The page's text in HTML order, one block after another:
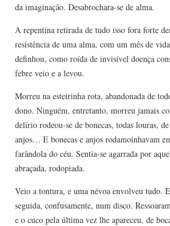
da imaginação. Desabrochara-se de alma.
A repentina retirada de tudo isso fora forte
resistência de uma alma, com um mês de
definhou, como roída de invisível doença
febre veio e a levou.
Morreu na esteirinha rota, abandonada de
dono. Ninguém, entretanto, morreu jamais
delírio rodeou-se de bonecas, todas louras,
anjos… E bonecas e anjos rodamoinhavam
farândola do céu. Sentia-se agarrada por
abraçada, rodopiada.
Veio a tontura, e uma névoa envolveu tudo.
seguida, confusamente, num disco.
e o cuco pela última vez lhe apareceu, de